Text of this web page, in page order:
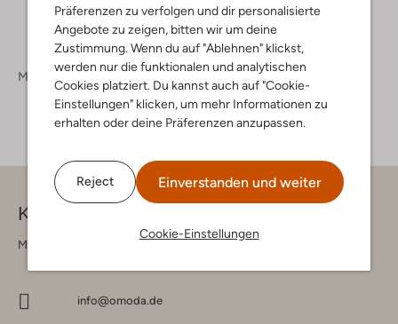
Präferenzen zu verfolgen und dir personalisierte
Angebote zu zeigen, bitten wir um deine
Zustimmung. Wenn du auf "Ablehnen" klickst,
werden nur die funktionalen und analytischen
Cookies platziert. Du kannst auch auf "Cookie-
Einstellungen" klicken, um mehr Informationen zu
erhalten oder deine Präferenzen anzupassen.
Reject Einverstanden und weiter
Cookie-Einstellungen
Marken Via Vai
Kontakt
Montag - Freitag 09:00 - 17:00 uur
info@omoda.de